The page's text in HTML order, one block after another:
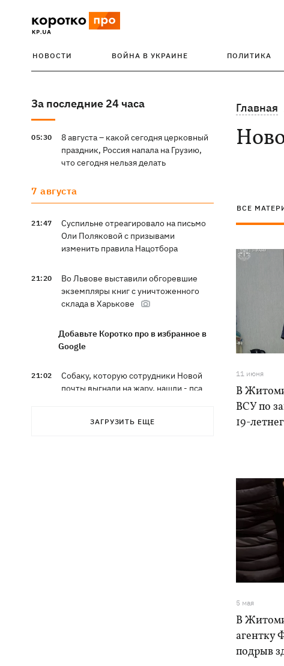
НОВОСТИ ВОЙНА В УКРАИНЕ ПОЛИТИКА
За последние 24 часа
05:30
8 августа – какой сегодня церковный
праздник, Россия напала на Грузию,
что сегодня нельзя делать
7 августа
21:47
Суспильне отреагировало на письмо
Оли Поляковой с призывами
изменить правила Нацотбора
21:20
Во Львове выставили обгоревшие
экземпляры книг с уничтоженного
склада в Харькове
Добавьте Коротко про в избранное в
Google
21:02
Собаку, которую сотрудники Новой
почты выгнали на жару, нашли - пса
ЗАГРУЗИТЬ ЕЩЕ
Главная
ВСЕ
11 июня
В
ВСУ по
19-
5 мая
В
агентку
подрыв